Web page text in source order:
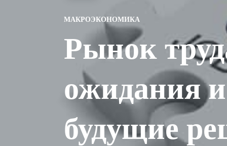
МАКРОЭКОНОМИКА
Рынок
ожидания
будущие